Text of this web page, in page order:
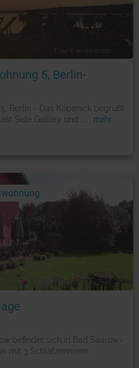
Foto: © booking.com
5, Berlin-
Berlin - Das Köpenick begrüßt
Side Gallery und
mehr
Foto: © booking.com
befindet sich in Bad Saarow-
mit 3 Schlafzimmern